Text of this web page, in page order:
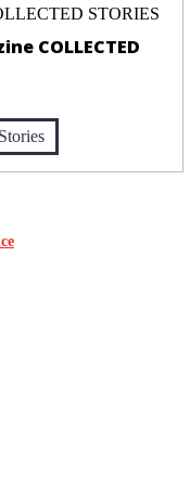
COLLECTED